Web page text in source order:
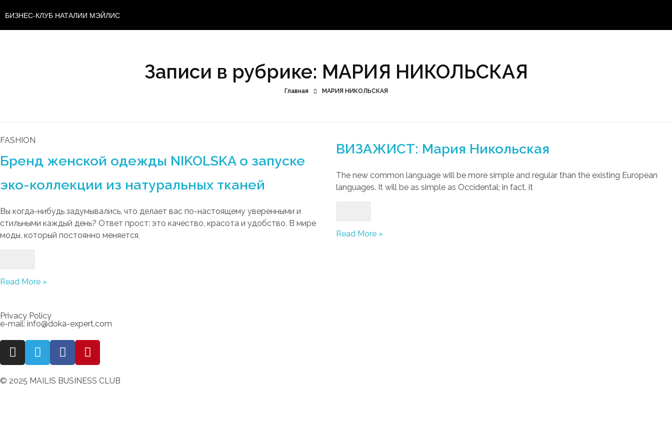
БИЗНЕС-КЛУБ НАТАЛИИ МЭЙЛИС
Главная МАРИЯ НИКОЛЬСКАЯ
Записи в рубрике: МАРИЯ НИКОЛЬСКАЯ
FASHION
Бренд женской одежды NIKOLSKA о запуске
эко-коллекции из натуральных тканей
Вы когда-нибудь задумывались, что делает вас по-настоящему уверенными и
стильными каждый день? Ответ прост: это качество, красота и удобство. В мире
моды, который постоянно меняется,
Read More »
ВИЗАЖИСТ: Мария Никольская
The new common language will be more simple and regular than the existing European
languages. It will be as simple as Occidental; in fact, it
Read More »
Privacy Policy
e-mail: info@doka-expert.com
© 2025 MAILIS BUSINESS CLUB